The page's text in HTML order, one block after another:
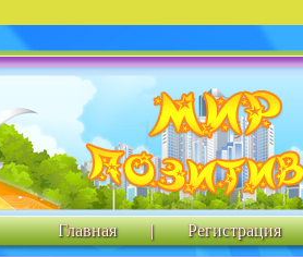
Главная | Регистрация